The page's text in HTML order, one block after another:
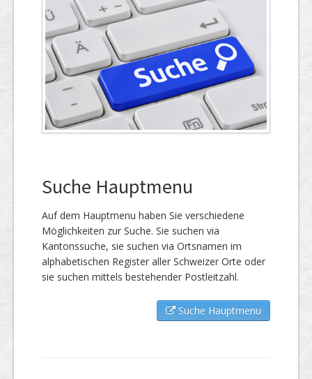
Suche Hauptmenu
Auf dem Hauptmenu haben Sie verschiedene
Möglichkeiten zur Suche. Sie suchen via
Kantonssuche, sie suchen via Ortsnamen im
alphabetischen Register aller Schweizer Orte oder
sie suchen mittels bestehender Postleitzahl.
Suche Hauptmenu